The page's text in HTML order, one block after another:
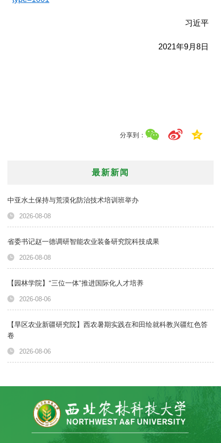
习近平
2021年9月8日
分享到：
最新新闻
中亚水土保持与荒漠化防治技术培训班举办
2026-08-08
省委书记赵一德调研智能农业装备研究院科技成果
2026-08-08
【园林学院】“三位一体”推进国际化人才培养
2026-08-06
【旱区农业新疆研究院】西农暑期实践在和田绘就科教兴疆红色答
卷
2026-08-06